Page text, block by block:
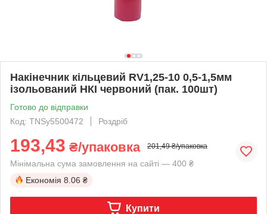
Накінечник кільцевий RV1,25-10 0,5-1,5мм
ізольований НКІ червоний (пак. 100шт)
Готово до відправки
Код: TNSy5500472
Роздріб
193,43 ₴/упаковка 201,49 ₴/упаковка
Мінімальна сума замовлення на сайті — 400 ₴
Економія 8.06 ₴
Купити